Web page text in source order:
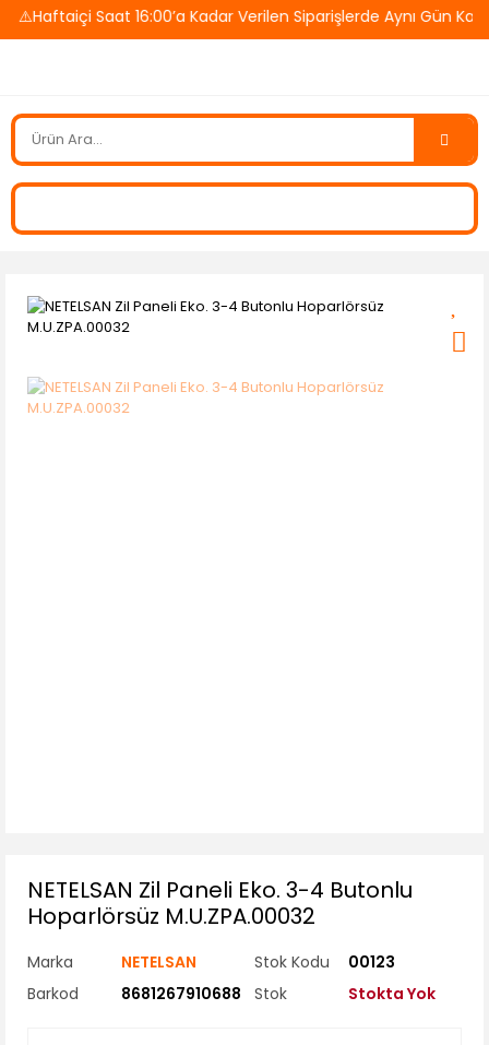
Saat 16:00’a Kadar Verilen Siparişlerde Aynı Gün
NETELSAN Zil Paneli Eko. 3-4 Butonlu
Hoparlörsüz M.U.ZPA.00032
Marka NETELSAN Stok Kodu
00123
Barkod
8681267910688 Stok Stokta Yok